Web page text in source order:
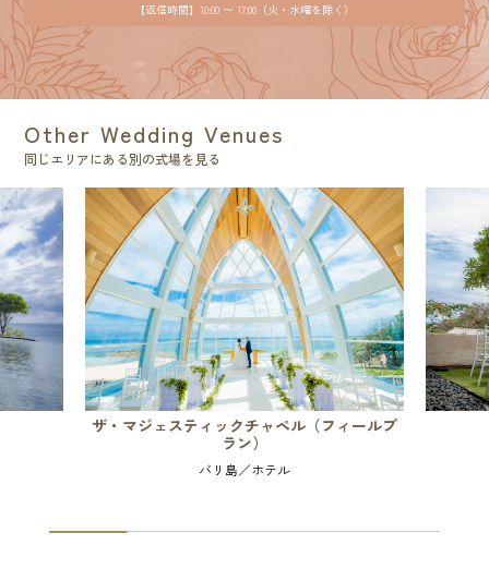
【返信時間】10:00 〜 17:00（火・水曜を除く）
Other Wedding Venues
同じエリアにある別の式場を見る
ザ・マジェスティックチャペル（フィールプ
ラン）
バリ島／ホテル